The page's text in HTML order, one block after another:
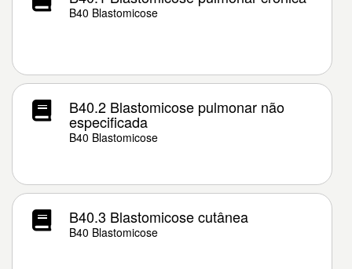
B40 Blastomicose
B40.2 Blastomicose pulmonar não
especificada
B40 Blastomicose
B40.3 Blastomicose cutânea
B40 Blastomicose